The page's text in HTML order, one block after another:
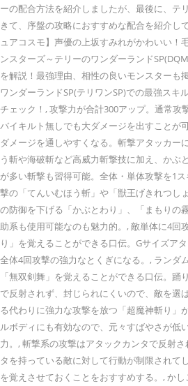
ーの配合方法を紹介しましたが、最後に、テ
きて、序盤の攻略におすすめな配合を紹介し
ュアコスモ】声優の上坂すみれがかわいい！
ンスターズ～テリーのワンダーランド
を解説！最強理由、相性の良いモンスターも
ワンダーランドSP(テリワンSP)での最強スキ
チェック！, 攻撃力が合計300アップ。通常攻
バイキルト無しでも大ダメージを出すことが
ダメージを通しやすくなる。斬撃アタッカー
う斬や海破斬など高威力斬撃技に加え、かぶ
が多い斬撃も習得可能。全体・単体攻撃を1
撃の「てんいむほう斬」や「獣王げきれつし
の防御を下げる「かぶとわり」、「まもりの
助系も使用可能なのも魅力的。, 敵単体に4回
り」を覚えることができる口伝。Gサイズア
全体4回攻撃の強力なとくぎになる。, ランダ
「無双剣舞」を覚えることができる口伝。踊
で反射されず、封じられにくいので、敵を選
る代わりに強力な攻撃を放つ「超魔神斬り」
ルボディにも有効なので、元々すばやさが低
力。, 斬撃系の攻撃はアタックカンタで反射
タを持っている敵に対して行動が制限されて
を覚えさせておくことをおすすめする。, かし